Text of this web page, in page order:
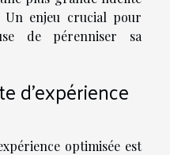
Un enjeu crucial pour
de pérenniser sa
d'expérience
optimisée est